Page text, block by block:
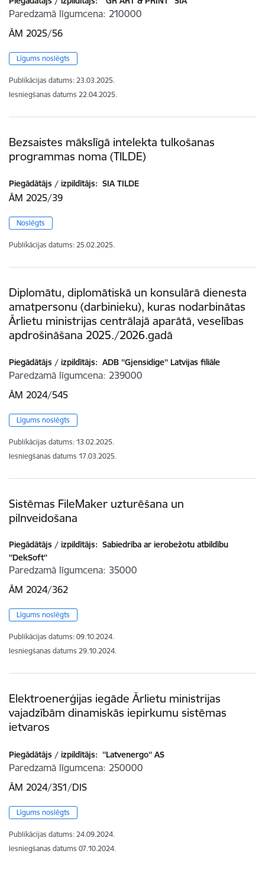
Paredzamā līgumcena 210000
ĀM 2025/56
Līgums noslēgts
Publikācijas datums: 23.03.2025.
Iesniegšanas datums 22.04.2025.
Bezsaistes mākslīgā intelekta tulkošanas
programmas noma (TILDE)
Piegādātājs / izpildītājs: SIA TILDE
ĀM 2025/39
Noslēgts
Publikācijas datums: 25.02.2025.
Diplomātu, diplomātiskā un konsulārā dienesta
amatpersonu (darbinieku), kuras nodarbinātas
Ārlietu ministrijas centrālajā aparātā, veselības
apdrošināšana 2025./2026.gadā
Piegādātājs / izpildītājs: ADB ''Gjensidige'' Latvijas filiāle
Paredzamā līgumcena 239000
ĀM 2024/545
Līgums noslēgts
Publikācijas datums: 13.02.2025.
Iesniegšanas datums 17.03.2025.
Sistēmas FileMaker uzturēšana un
pilnveidošana
Piegādātājs / izpildītājs: Sabiedrība ar ierobežotu atbildību
''DekSoft''
Paredzamā līgumcena 35000
ĀM 2024/362
Līgums noslēgts
Publikācijas datums: 09.10.2024.
Iesniegšanas datums 29.10.2024.
Elektroenerģijas iegāde Ārlietu ministrijas
vajadzībām dinamiskās iepirkumu sistēmas
ietvaros
Piegādātājs / izpildītājs: ''Latvenergo'' AS
Paredzamā līgumcena 250000
ĀM 2024/351/DIS
Līgums noslēgts
Publikācijas datums: 24.09.2024.
Iesniegšanas datums 07.10.2024.